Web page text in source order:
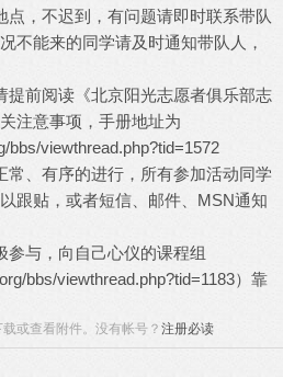
点，不迟到，有问题请即时联系带队
不能来的同学请及时通知带队人，
提前阅读《北京阳光志愿者俱乐部志
注意事项，手册地址为
bbs/viewthread.php?tid=1572
常、有序的进行，所有参加活动同学
跟贴，或者短信、邮件、MSN通知
参与，向自己心仪的课程组
bbs/viewthread.php?tid=1183）靠
或查看附件。没有帐号？ 注册必读